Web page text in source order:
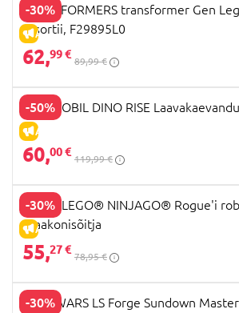
-30%
ALLAHINDLUS
TRANSFORMERS transformer Gen
assortii, F29895L0
62,99 €
89,99 €
-50%
ALLAHINDLUS
PLAYMOBIL DINO RISE
60,00 €
119,99 €
-30%
ALLAHINDLUS
71843 LEGO® NINJAGO® Rogue'i
draakonisõitja
55,27 €
78,95 €
-30%
STAR WARS LS Forge Sundown